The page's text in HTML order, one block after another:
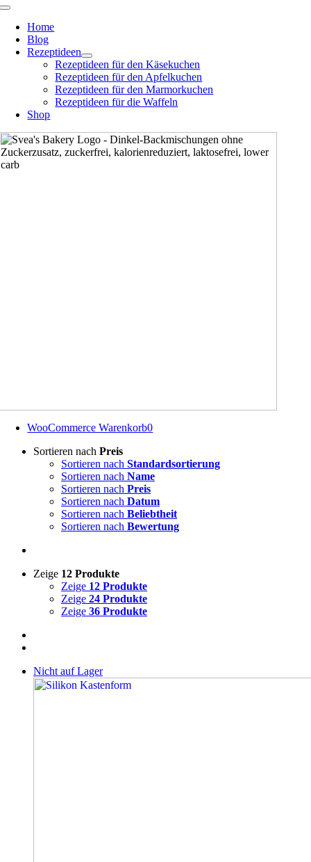
Zum
Inhalt
springen
Toggle
Navigation
Home
Blog
Rezeptideen
Rezeptideen für den Käsekuchen
Rezeptideen für den Apfelkuchen
Rezeptideen für den Marmorkuchen
Rezeptideen für die Waffeln
Shop
WooCommerce Warenkorb0
Sortieren nach Preis
Sortieren nach Standardsortierung
Sortieren nach Name
Sortieren nach Preis
Sortieren nach Datum
Sortieren nach Beliebtheit
Sortieren nach Bewertung
Zeige 12 Produkte
Zeige 12 Produkte
Zeige 24 Produkte
Zeige 36 Produkte
Nicht auf Lager